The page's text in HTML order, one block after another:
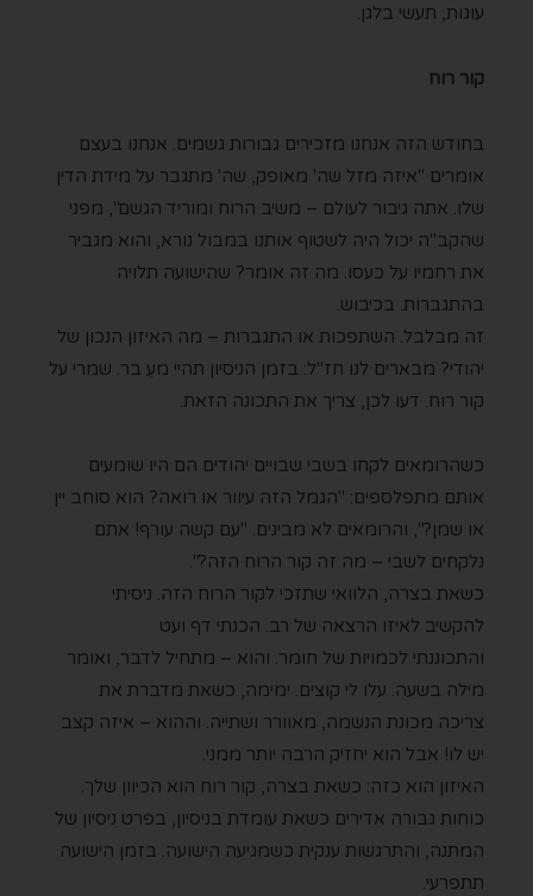
עוגות, תעשי בלגן.
קור רוח
בחודש הזה אנחנו מזכירים גבורות גשמים. אנחנו בעצם
אומרים "איזה מזל שה' מאופק, שה' מתגבר על מידת הדין
שלו. אתה גיבור לעולם – משיב הרוח ומוריד הגשם", מפני
שהקב"ה יכול היה לשטוף אותנו במבול נורא, והוא מגביר
את רחמיו על כעסו. מה זה אומר? שהישועה תלויה
בהתגברות. בכיבוש.
זה מבלבל. השתפכות או התגברות – מה האיזון הנכון של
יהודי? מבארים לנו חז"ל: בזמן הניסיון תהיי מעֵ בר. שמרי על
קור רוח. דעו לכן, צריך את התכונה הזאת.
כשהרומאים לקחו בשבי שבויים יהודים הם היו שומעים
אותם מתפלספים: "הגמל הזה עיוור או רואה? הוא סוחב יין
או שמן?", והרומאים לא מבינים. "עם קשה עורף! אתם
נלקחים לשבי – מה זה קור הרוח הזה?".
כשאת בצרה, הלוואי שתזכי לקור הרוח הזה. ניסיתי
להקשיב לאיזו הרצאה של רב. הכנתי דף ועט
והתכוננתי לכמויות של חומר. והוא – מתחיל לדבר, ואומר
מילה בשעה. עלו לי קוצים. ימימה, כשאת מדברת את
צריכה מכונת הנשמה, מאוורר ושתייה. וההוא – איזה קצב
יש לו! אבל הוא יחזיק הרבה יותר ממני.
האיזון הוא כזה: כשאת בצרה, קור רוח הוא הכיוון שלך.
כוחות גבורה אדירים כשאת עומדת בניסיון, בפרט ניסיון של
המתנה, והתרגשות ענקית כשמגיעה הישועה. בזמן הישועה
תתפרעי.